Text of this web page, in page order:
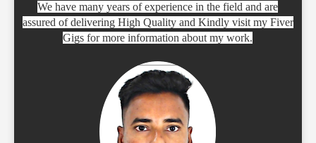
We have many years of experience in the field and are
assured of delivering High Quality and Kindly visit my Fiver
Gigs for more information about my work.